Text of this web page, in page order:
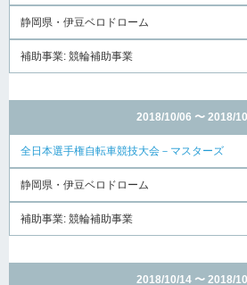
静岡県・伊豆ベロドローム
補助事業: 競輪補助事業
2018/10/06 〜 2018/
全日本選手権自転車競技大会－マスターズ
静岡県・伊豆ベロドローム
補助事業: 競輪補助事業
2018/10/14 〜 2018/